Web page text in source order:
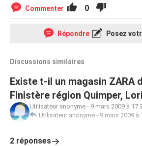
Commenter 0
Répondre Posez
Discussions similaires
Existe t-il un magasin ZARA
Finistère région Quimper,
Utilisateur anonyme - 9 mars 2009 à
Utilisateur anonyme - 9 mars 2009 à
2 réponses